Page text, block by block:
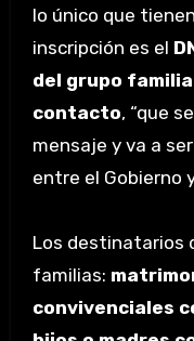
lo único que
inscripción es el
del grupo
contacto, “que
mensaje y va a
entre el Gobierno
Los destinatarios
familias:
convivenciales